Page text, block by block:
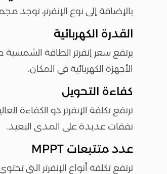
بالإضافة إلى نوع الإنفرتر، توجد
القدرة الكهربائية
يرتفع سعر إنفرتر الطاقة
الأجهزة الكهربائية في المكان.
كفاءة التحويل
ترتفع تكلفة الإنفرتر ذو الكفاءة
نفقات عديدة على المدى البعيد.
عدد متتبعات MPPT